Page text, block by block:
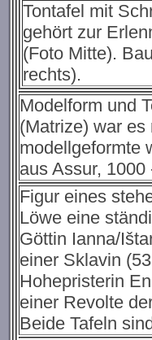
Tontafel mit
gehört zur
(Foto Mitte).
rechts).
Modelform und
(Matrize) war
modellgeformte
aus Assur, 1000
Figur eines
Löwe eine
Göttin Ianna/
einer Sklavin
Hohepristerin
einer Revolte
Beide Tafeln